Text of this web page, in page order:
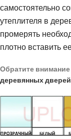
самостоятельно
утеплителя в
промерять
плотно вставить
Обратите
деревянных дверей